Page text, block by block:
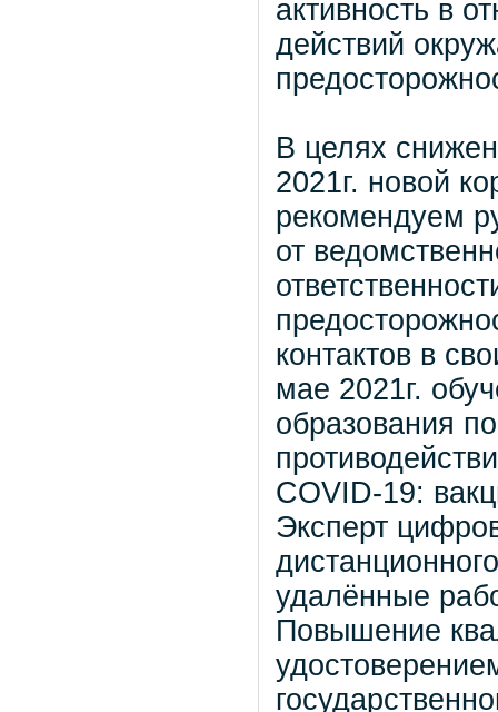
активность в
действий
В целях
2021г. новой
рекомендуем
от
контактов в
мае 2021г.
образования
COVID-19:
Эксперт
удалённые
Повышение